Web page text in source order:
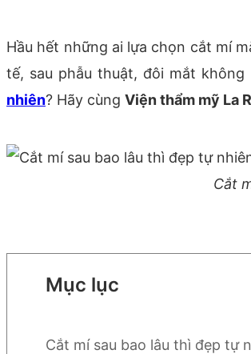
Hầu hết những ai lựa chọn cắt mí
tế, sau phẫu thuật, đôi mắt
nhiên? Hãy cùng Viện thẩm mỹ La
Cắt
Mục lục
Cắt mí sau bao lâu thì đẹp tự